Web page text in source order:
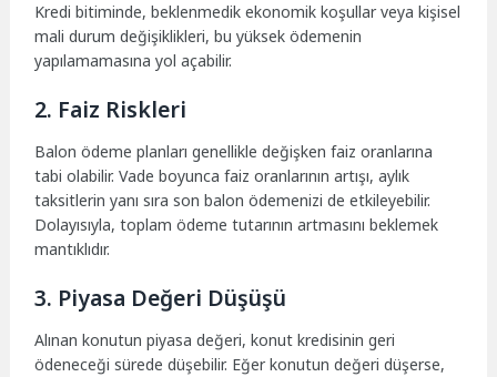
Kredi bitiminde, beklenmedik ekonomik koşullar veya kişisel
mali durum değişiklikleri, bu yüksek ödemenin
yapılamamasına yol açabilir.
2. Faiz Riskleri
Balon ödeme planları genellikle değişken faiz oranlarına
tabi olabilir. Vade boyunca faiz oranlarının artışı, aylık
taksitlerin yanı sıra son balon ödemenizi de etkileyebilir.
Dolayısıyla, toplam ödeme tutarının artmasını beklemek
mantıklıdır.
3. Piyasa Değeri Düşüşü
Alınan konutun piyasa değeri, konut kredisinin geri
ödeneceği sürede düşebilir. Eğer konutun değeri düşerse,